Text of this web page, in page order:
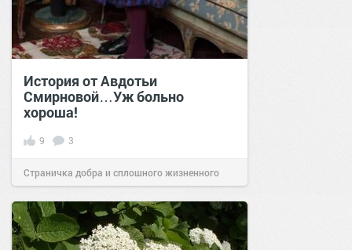
История от Авдотьи
Смирновой…Уж больно
хороша!
9 3
Страничка добра и сплошного жизненного
позитива!20:1920 авг 2024